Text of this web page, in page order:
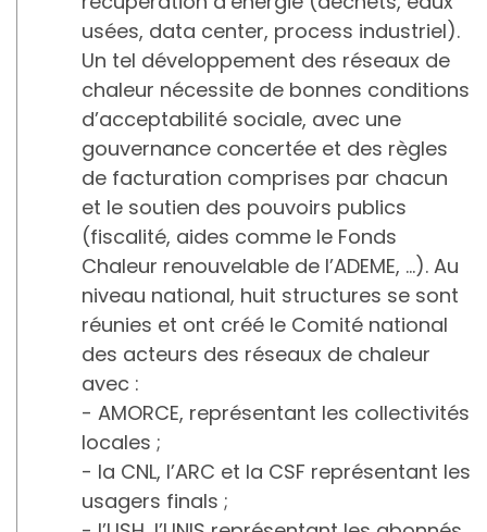
usées, data center, process industriel).
Un tel développement des réseaux de
chaleur nécessite de bonnes conditions
d’acceptabilité sociale, avec une
gouvernance concertée et des règles
de facturation comprises par chacun
et le soutien des pouvoirs publics
(fiscalité, aides comme le Fonds
Chaleur renouvelable de l’ADEME, …). Au
niveau national, huit structures se sont
réunies et ont créé le Comité national
des acteurs des réseaux de chaleur
avec :
- AMORCE, représentant les collectivités
locales ;
- la CNL, l’ARC et la CSF représentant les
usagers finals ;